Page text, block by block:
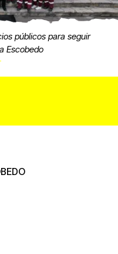
públicos para seguir
Escobedo